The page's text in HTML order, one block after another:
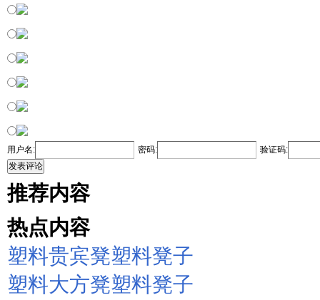
用户名: 密码:
验证码:
发表评论
推荐内容
热点内容
塑料贵宾凳塑料凳子
塑料大方凳塑料凳子